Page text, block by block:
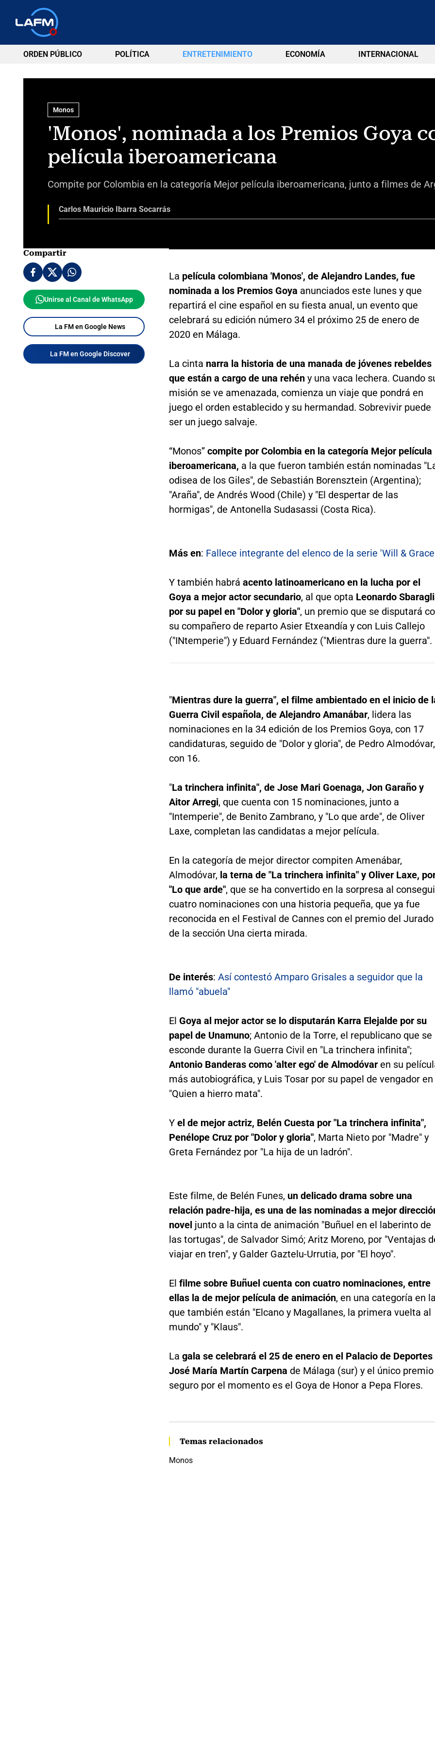
ORDEN PÚBLICO POLÍTICA ENTRETENIMIENTO ECONOMÍA INTERNACIONAL
Monos
'Monos', nominada a los Premios Goya
película iberoamericana
Compite por Colombia en la categoría Mejor película iberoamericana, junto a filmes de
Carlos Mauricio Ibarra Socarrás
Compartir
Unirse al Canal de WhatsApp
La FM en Google News
La FM en Google Discover
La película colombiana 'Monos', de Alejandro Landes, fue
nominada a los Premios Goya anunciados este lunes y que
repartirá el cine español en su fiesta anual, un evento que
celebrará su edición número 34 el próximo 25 de enero de
2020 en Málaga.
La cinta narra la historia de una manada de jóvenes rebeldes
que están a cargo de una rehén y una vaca lechera. Cuando
misión se ve amenazada, comienza un viaje que pondrá en
juego el orden establecido y su hermandad. Sobrevivir puede
ser un juego salvaje.
“Monos” compite por Colombia en la categoría Mejor película
iberoamericana, a la que fueron también están nominadas
odisea de los Giles", de Sebastián Borensztein (Argentina);
"Araña", de Andrés Wood (Chile) y "El despertar de las
hormigas", de Antonella Sudasassi (Costa Rica).
Más en: Fallece integrante del elenco de la serie 'Will &
Y también habrá acento latinoamericano en la lucha por el
Goya a mejor actor secundario, al que opta Leonardo
por su papel en "Dolor y gloria", un premio que se disputará
su compañero de reparto Asier Etxeandía y con Luis Callejo
("INtemperie") y Eduard Fernández ("Mientras dure la guerra".
"Mientras dure la guerra", el filme ambientado en el inicio de
Guerra Civil española, de Alejandro Amanábar, lidera las
nominaciones en la 34 edición de los Premios Goya, con 17
candidaturas, seguido de "Dolor y gloria", de Pedro Almodóvar,
con 16.
"La trinchera infinita", de Jose Mari Goenaga, Jon Garaño y
Aitor Arregi, que cuenta con 15 nominaciones, junto a
"Intemperie", de Benito Zambrano, y "Lo que arde", de Oliver
Laxe, completan las candidatas a mejor película.
En la categoría de mejor director compiten Amenábar,
Almodóvar, la terna de "La trinchera infinita" y Oliver Laxe,
"Lo que arde", que se ha convertido en la sorpresa al
cuatro nominaciones con una historia pequeña, que ya fue
reconocida en el Festival de Cannes con el premio del Jurado
de la sección Una cierta mirada.
De interés: Así contestó Amparo Grisales a seguidor que la
llamó "abuela"
El Goya al mejor actor se lo disputarán Karra Elejalde por su
papel de Unamuno; Antonio de la Torre, el republicano que se
esconde durante la Guerra Civil en "La trinchera infinita";
Antonio Banderas como 'alter ego' de Almodóvar en su
más autobiográfica, y Luis Tosar por su papel de vengador en
"Quien a hierro mata".
Y el de mejor actriz, Belén Cuesta por "La trinchera infinita",
Penélope Cruz por "Dolor y gloria", Marta Nieto por "Madre" y
Greta Fernández por "La hija de un ladrón".
Este filme, de Belén Funes, un delicado drama sobre una
relación padre-hija, es una de las nominadas a mejor
novel junto a la cinta de animación "Buñuel en el laberinto de
las tortugas", de Salvador Simó; Aritz Moreno, por "Ventajas
viajar en tren", y Galder Gaztelu-Urrutia, por "El hoyo".
El filme sobre Buñuel cuenta con cuatro nominaciones, entre
ellas la de mejor película de animación, en una categoría en
que también están "Elcano y Magallanes, la primera vuelta al
mundo" y "Klaus".
La gala se celebrará el 25 de enero en el Palacio de Deportes
José María Martín Carpena de Málaga (sur) y el único premio
seguro por el momento es el Goya de Honor a Pepa Flores.
Temas relacionados
Monos